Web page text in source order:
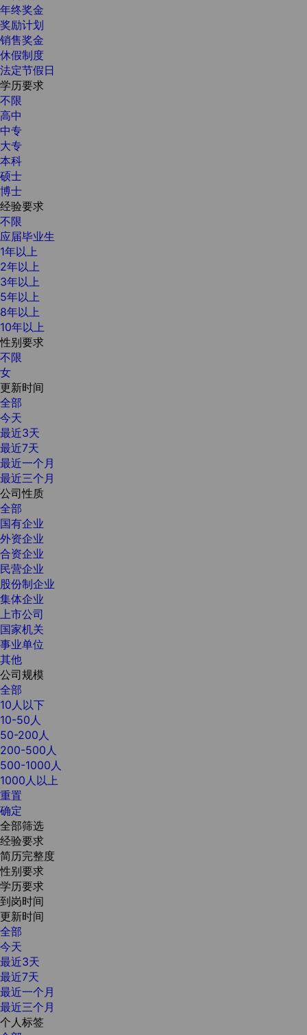
年终奖金
奖励计划
销售奖金
休假制度
法定节假日
学历要求
不限
高中
中专
大专
本科
硕士
博士
经验要求
不限
应届毕业生
1年以上
2年以上
3年以上
5年以上
8年以上
10年以上
性别要求
不限
女
更新时间
全部
今天
最近3天
最近7天
最近一个月
最近三个月
公司性质
全部
国有企业
外资企业
合资企业
民营企业
股份制企业
集体企业
上市公司
国家机关
事业单位
其他
公司规模
全部
10人以下
10-50人
50-200人
200-500人
500-1000人
1000人以上
重置
确定
全部筛选
经验要求
简历完整度
性别要求
学历要求
到岗时间
更新时间
全部
今天
最近3天
最近7天
最近一个月
最近三个月
个人标签